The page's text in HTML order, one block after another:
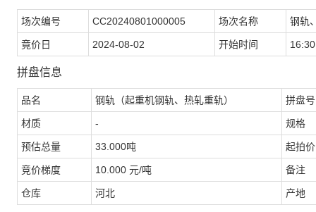
场次编号 CC20240801000005 场次名称 钢轨
竟价日 2024-08-02 开始时间
拼盘信息
品名 钢轨（起重机钢轨、热轧重轨） 拼盘号
材质 - 规格
预估总量 33.000吨 起拍价
竞价梯度 10.000 元/吨 备注
仓库 河北 产地